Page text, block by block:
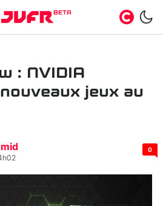
BETA
: NVIDIA
jeux au
0